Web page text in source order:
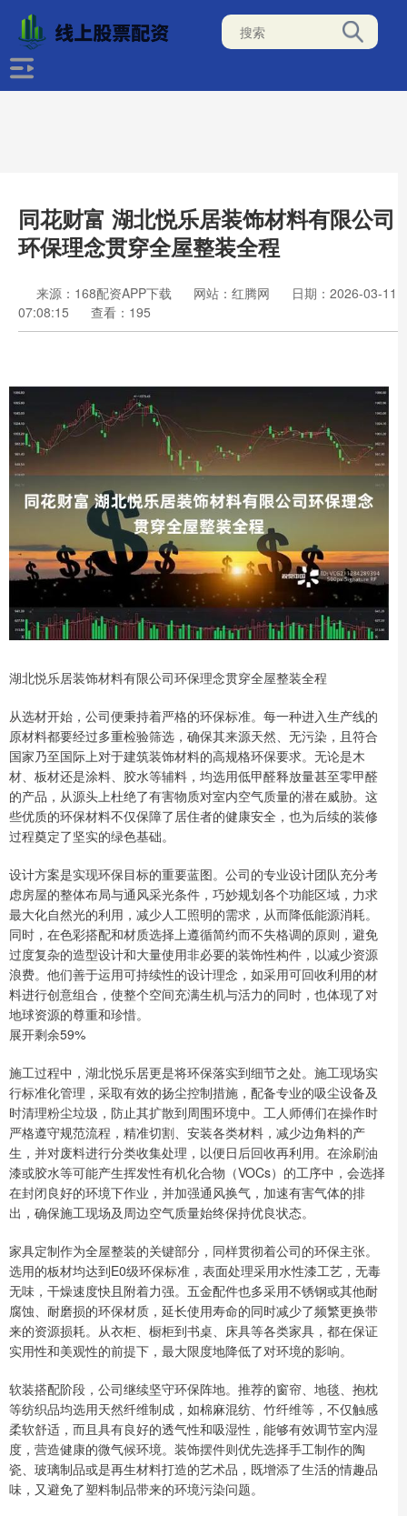
同花财富 湖北悦乐居装饰材料有限公司
环保理念贯穿全屋整装全程
来源：168配资APP下载 网站：红腾网
日期：2026-03-11
07:08:15
查看：195
湖北悦乐居装饰材料有限公司环保理念贯穿全屋整装全程
从选材开始，公司便秉持着严格的环保标准。每一种进入生产线的
原材料都要经过多重检验筛选，确保其来源天然、无污染，且符合
国家乃至国际上对于建筑装饰材料的高规格环保要求。无论是木
材、板材还是涂料、胶水等辅料，均选用低甲醛释放量甚至零甲醛
的产品，从源头上杜绝了有害物质对室内空气质量的潜在威胁。这
些优质的环保材料不仅保障了居住者的健康安全，也为后续的装修
过程奠定了坚实的绿色基础。
设计方案是实现环保目标的重要蓝图。公司的专业设计团队充分考
虑房屋的整体布局与通风采光条件，巧妙规划各个功能区域，力求
最大化自然光的利用，减少人工照明的需求，从而降低能源消耗。
同时，在色彩搭配和材质选择上遵循简约而不失格调的原则，避免
过度复杂的造型设计和大量使用非必要的装饰性构件，以减少资源
浪费。他们善于运用可持续性的设计理念，如采用可回收利用的材
料进行创意组合，使整个空间充满生机与活力的同时，也体现了对
地球资源的尊重和珍惜。
展开剩余59%
施工过程中，湖北悦乐居更是将环保落实到细节之处。施工现场实
行标准化管理，采取有效的扬尘控制措施，配备专业的吸尘设备及
时清理粉尘垃圾，防止其扩散到周围环境中。工人师傅们在操作时
严格遵守规范流程，精准切割、安装各类材料，减少边角料的产
生，并对废料进行分类收集处理，以便日后回收再利用。在涂刷油
漆或胶水等可能产生挥发性有机化合物（VOCs）的工序中，会选择
在封闭良好的环境下作业，并加强通风换气，加速有害气体的排
出，确保施工现场及周边空气质量始终保持优良状态。
家具定制作为全屋整装的关键部分，同样贯彻着公司的环保主张。
选用的板材均达到E0级环保标准，表面处理采用水性漆工艺，无毒
无味，干燥速度快且附着力强。五金配件也多采用不锈钢或其他耐
腐蚀、耐磨损的环保材质，延长使用寿命的同时减少了频繁更换带
来的资源损耗。从衣柜、橱柜到书桌、床具等各类家具，都在保证
实用性和美观性的前提下，最大限度地降低了对环境的影响。
软装搭配阶段，公司继续坚守环保阵地。推荐的窗帘、地毯、抱枕
等纺织品均选用天然纤维制成，如棉麻混纺、竹纤维等，不仅触感
柔软舒适，而且具有良好的透气性和吸湿性，能够有效调节室内湿
度，营造健康的微气候环境。装饰摆件则优先选择手工制作的陶
瓷、玻璃制品或是再生材料打造的艺术品，既增添了生活的情趣品
味，又避免了塑料制品带来的环境污染问题。